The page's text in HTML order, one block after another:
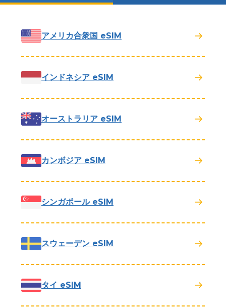
アメリカ合衆国 eSIM
インドネシア eSIM
オーストラリア eSIM
カンボジア eSIM
シンガポール eSIM
スウェーデン eSIM
タイ eSIM